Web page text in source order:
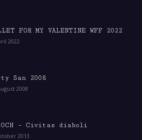
FOR MY VALENTINE WFF 2022
2022
San 2008
2008
– Civitas diaboli
2013